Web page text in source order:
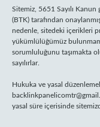
Sitemiz, 5651 Sayılı
(BTK) tarafından
nedenle, sitedeki içerikleri
yükümlülüğümüz
sorumluluğunu taşımakta
sayılırlar.
Hukuka ve yasal
yasal süre içerisinde